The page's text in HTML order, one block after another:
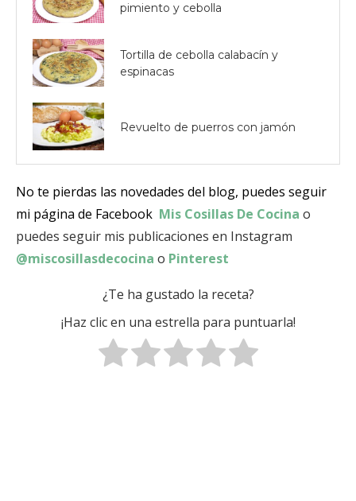
pimiento y cebolla
Tortilla de cebolla calabacín y
espinacas
Revuelto de puerros con jamón
No te pierdas las novedades del blog, puedes seguir
mi página de Facebook Mis Cosillas De Cocina o
puedes seguir mis publicaciones en Instagram
@miscosillasdecocina o Pinterest
¿Te ha gustado la receta?
¡Haz clic en una estrella para puntuarla!